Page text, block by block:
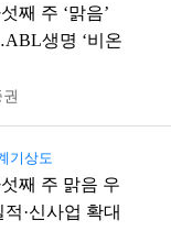
째 주 ‘맑음’
생명 ‘비온
기상도
째 주 맑음 우
·신사업 확대